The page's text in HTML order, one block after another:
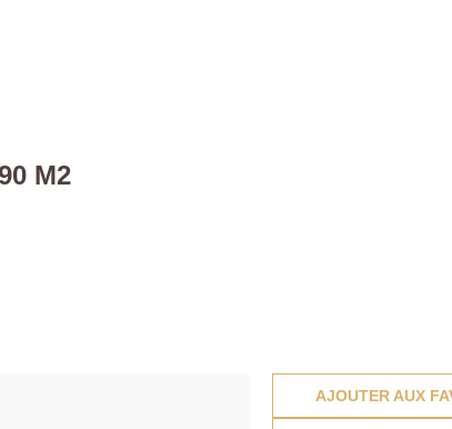
M2
AJOUTER AUX